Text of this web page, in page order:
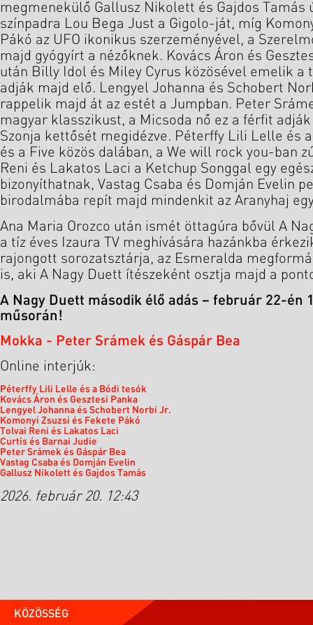
megmenekülő Gallusz Nikolett és Gajdos Tamás
színpadra Lou Bega Just a Gigolo-ját, míg
Pákó az UFO ikonikus szerzeményével, a
majd gyógyírt a nézőknek. Kovács Áron és
után Billy Idol és Miley Cyrus közösével emelik a
adják majd elő. Lengyel Johanna és Schobert
rappelik majd át az estét a Jumpban. Peter
magyar klasszikust, a Micsoda nő ez a férfit
Szonja kettősét megidézve. Péterffy Lili Lelle és
és a Five közös dalában, a We will rock you-ban
Reni és Lakatos Laci a Ketchup Songgal egy
bizonyíthatnak, Vastag Csaba és Domján Evelin
birodalmába repít majd mindenkit az Aranyhaj
Ana Maria Orozco után ismét öttagúra bővül A
a tíz éves Izaura TV meghívására hazánkba
rajongott sorozatsztárja, az Esmeralda
is, aki A Nagy Duett ítészeként osztja majd a
A Nagy Duett második élő adás – február 22-én
műsorán!
Mokka - Peter Srámek és Gáspár Bea
Online interjúk:
Péterffy Lili Lelle és a Bódi tesók
Kovács Áron és Gesztesi Panka
Lengyel Johanna és Schobert Norbi Jr.
Komonyi Zsuzsi és Fekete Pákó
Tolvai Reni és Lakatos Laci
Curtis és Barnai Judie
Peter Srámek és Gáspár Bea
Vastag Csaba és Domján Evelin
Gallusz Nikolett és Gajdos Tamás
2026. február 20. 12:43
KÖZÖSSÉG